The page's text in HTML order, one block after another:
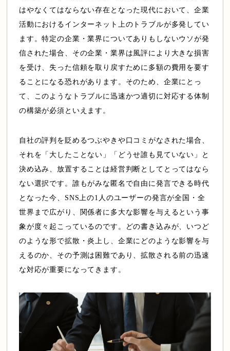
はやなくてはならない存在となった現代において、企業
活動におけるインターネット上のトラブルが多発してい
ます。特定の企業・業界についてありもしないウソが発
信された場合、その企業・業界は風評により大きな損害
を受け、失った信頼を取り戻すために多額の費用を要す
ることになる恐れがあります。そのため、企業にとっ
て、このようなトラブルに迅速かつ適切に対応する体制
の構築が必須といえます。
自社の評判を貶めるつぶやきや口コミがなされた場合、
それを「大したことない」「どうせ誰も見ていない」と
決め込み、放置することは経営判断としてとってはなら
ない選択です。誰もがみな匿名で自由に発言できる時代
となった今、SNS上の1人のユーザーの発言が全国・全
世界まで広がり、関係者に多大な影響を与えるという事
象が度々起こっているのです。どの書き込みが、いつど
のような形で拡散・炎上し、企業にどのような影響を与
えるのか、その予測は困難であり、拡散される前の迅速
な対応が重要になってきます。